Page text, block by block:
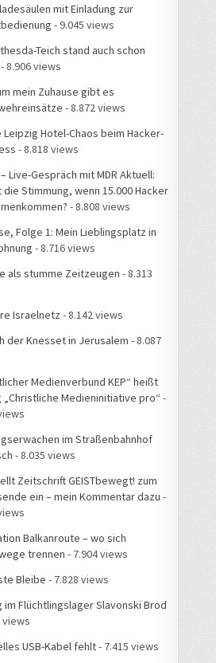
mit Einladung zur
- 9.045 views
Teich stand auch schon
- 8.906 views
mein Zuhause gibt es
- 8.872 views
Leipzig Hotel-Chaos beim Hacker-
- 8.818 views
Live-Gespräch mit MDR Aktuell:
die Stimmung, wenn 15.000 Hacker
- 8.808 views
Folge 1: Mein Lieblingsplatz in
- 8.716 views
als stumme Zeitzeugen - 8.313
Israelnetz - 8.142 views
der Knesset in Jerusalem - 8.087
Medienverbund KEP“ heißt
„Christliche Medieninitiative pro“ -
im Straßenbahnhof
- 8.035 views
Zeitschrift GEISTbewegt! zum
ein – mein Kommentar dazu -
Balkanroute – wo sich
trennen - 7.904 views
Bleibe - 7.828 views
im Flüchtlingslager Slavonski Brod
views
USB-Kabel fehlt- 7.415 views